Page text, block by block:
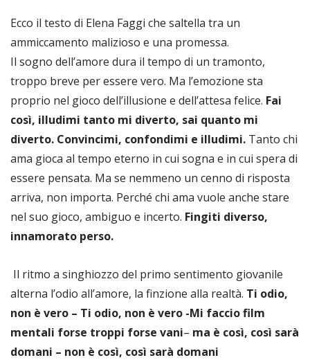
Ecco il testo di Elena Faggi che saltella tra un
ammiccamento malizioso e una promessa.
Il sogno dell’amore dura il tempo di un tramonto,
troppo breve per essere vero. Ma l’emozione sta
proprio nel gioco dell’illusione e dell’attesa felice. Fai
così, illudimi tanto mi diverto, sai quanto mi
diverto. Convincimi, confondimi e illudimi. Tanto chi
ama gioca al tempo eterno in cui sogna e in cui spera di
essere pensata. Ma se nemmeno un cenno di risposta
arriva, non importa. Perché chi ama vuole anche stare
nel suo gioco, ambiguo e incerto. Fingiti diverso,
innamorato perso.
Il ritmo a singhiozzo del primo sentimento giovanile
alterna l’odio all’amore, la finzione alla realtà. Ti odio,
non è vero – Ti odio, non è vero -Mi faccio film
mentali forse troppi forse vani– ma è così, così sarà
domani – non è così, così sarà domani